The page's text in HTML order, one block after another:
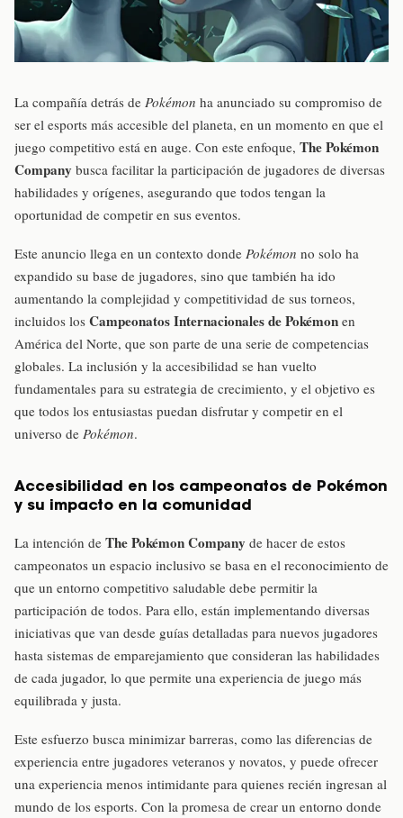
La compañía detrás de Pokémon ha anunciado su compromiso de
ser el esports más accesible del planeta, en un momento en que el
juego competitivo está en auge. Con este enfoque, The Pokémon
Company busca facilitar la participación de jugadores de diversas
habilidades y orígenes, asegurando que todos tengan la
oportunidad de competir en sus eventos.
Este anuncio llega en un contexto donde Pokémon no solo ha
expandido su base de jugadores, sino que también ha ido
aumentando la complejidad y competitividad de sus torneos,
incluidos los Campeonatos Internacionales de Pokémon en
América del Norte, que son parte de una serie de competencias
globales. La inclusión y la accesibilidad se han vuelto
fundamentales para su estrategia de crecimiento, y el objetivo es
que todos los entusiastas puedan disfrutar y competir en el
universo de Pokémon.
Accesibilidad en los campeonatos de Pokémon
y su impacto en la comunidad
La intención de The Pokémon Company de hacer de estos
campeonatos un espacio inclusivo se basa en el reconocimiento de
que un entorno competitivo saludable debe permitir la
participación de todos. Para ello, están implementando diversas
iniciativas que van desde guías detalladas para nuevos jugadores
hasta sistemas de emparejamiento que consideran las habilidades
de cada jugador, lo que permite una experiencia de juego más
equilibrada y justa.
Este esfuerzo busca minimizar barreras, como las diferencias de
experiencia entre jugadores veteranos y novatos, y puede ofrecer
una experiencia menos intimidante para quienes recién ingresan al
mundo de los esports. Con la promesa de crear un entorno donde